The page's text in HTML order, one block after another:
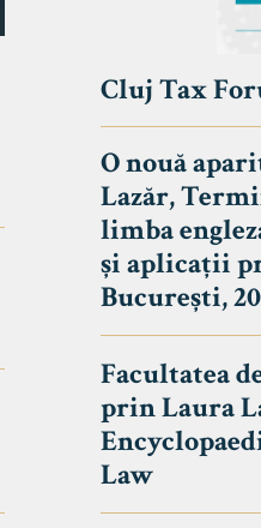
Cluj Tax
O nouă
Lazăr,
limba
și aplicații
București,
Facultatea
prin Laura
Law